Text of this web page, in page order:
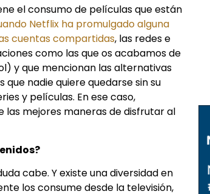
el consumo de películas que están
Netflix ha promulgado alguna
cuentas compartidas, las redes e
como las que os acabamos de
y que mencionan las alternativas
que nadie quiere quedarse sin su
y películas. En ese caso,
las mejores maneras de disfrutar al
cabe. Y existe una diversidad en
los consume desde la televisión,